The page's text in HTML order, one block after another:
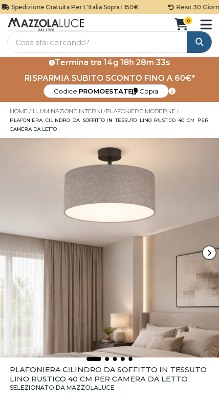
Spedizione Gratuita Per L'Italia Sopra I 150€ Reso 30 Giorni
Cerca
0
Termina tra 14g 18h 28m 32s
RISPARMIA SUBITO SCONTO FINO A 60€*
Codice:PROMOESTATE Copia
HOME ILLUMINAZIONE INTERNI PLAFONIERE MODERNE
PLAFONIERA CILINDRO DA SOFFITTO IN TESSUTO LINO RUSTICO 40 CM PER
CAMERA DA LETTO
PLAFONIERA CILINDRO DA SOFFITTO IN TESSUTO
LINO RUSTICO 40 CM PER CAMERA DA LETTO
SELEZIONATO DA MAZZOLALUCE